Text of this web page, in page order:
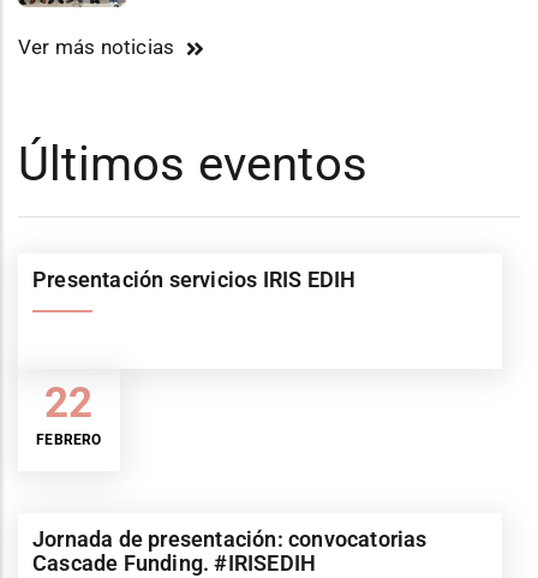
Ver más noticias
Últimos eventos
22
FEBRERO
Presentación servicios IRIS EDIH
Jornada de presentación: convocatorias
Cascade Funding. #IRISEDIH